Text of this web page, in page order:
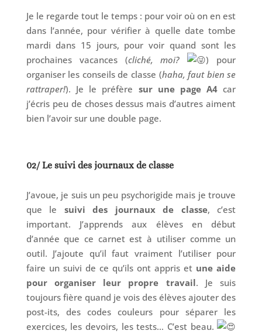
Je le regarde tout le temps : pour voir où on en est
dans l’année, pour vérifier à quelle date tombe
mardi dans 15 jours, pour voir quand sont les
prochaines vacances (cliché, moi?
) pour
organiser les conseils de classe (haha, faut bien se
rattraper!). Je le préfère sur une page A4 car
j’écris peu de choses dessus mais d’autres aiment
bien l’avoir sur une double page.
02/ Le suivi des journaux de classe
J’avoue, je suis un peu psychorigide mais je trouve
que le suivi des journaux de classe, c’est
important. J’apprends aux élèves en début
d’année que ce carnet est à utiliser comme un
outil. J’ajoute qu’il faut vraiment l’utiliser pour
faire un suivi de ce qu’ils ont appris et une aide
pour organiser leur propre travail. Je suis
toujours fière quand je vois des élèves ajouter des
post-its, des codes couleurs pour séparer les
exercices, les devoirs, les tests… C’est beau.